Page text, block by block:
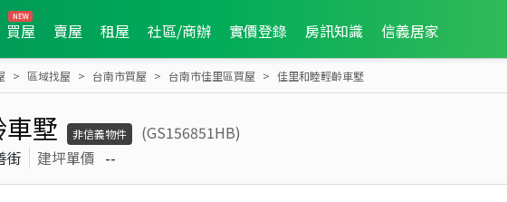
買屋 賣屋 租屋 社區/商辦 實價登錄 房訊知識 信義居家
區域找屋 台南市買屋 台南市佳里區買屋 佳里和睦輕齡車墅
墅 非信義物件
(GS156851HB)
街 建坪單價 --